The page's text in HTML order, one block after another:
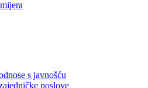
za boračka pitanja
za finansije